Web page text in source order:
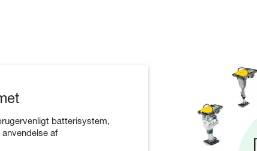
batterisystem,
af